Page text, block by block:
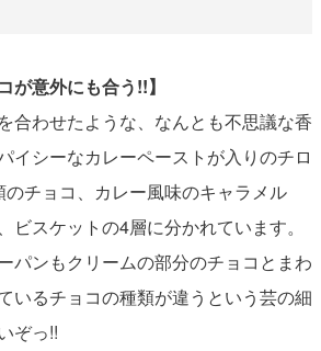
が意外にも合う!!】
合わせたような、なんとも不思議な香
イシーなカレーペーストが入りのチロ
チョコ、カレー風味のキャラメル
ビスケットの4層に分かれています。
パンもクリームの部分のチョコとまわ
いるチョコの種類が違うという芸の細
ぞっ!!